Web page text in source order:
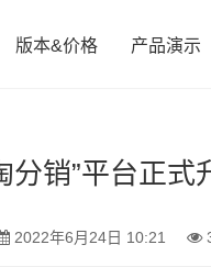
版本&价格 产品演示
销”平台正式
2022年6月24日 10:21